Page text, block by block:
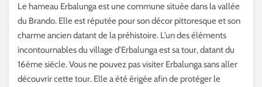
Le hameau Erbalunga est une commune située dans la vallée
du Brando. Elle est réputée pour son décor pittoresque et son
charme ancien datant de la préhistoire. L’un des éléments
incontournables du village d’Erbalunga est sa tour, datant du
16ème siècle. Vous ne pouvez pas visiter Erbalunga sans aller
découvrir cette tour. Elle a été érigée afin de protéger le